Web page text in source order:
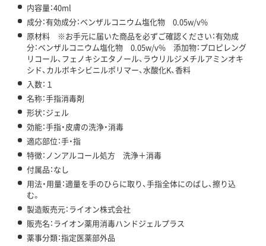
内容量：40ml
成分：有効成分：ベンザルコニウム塩化物 0.05w/v%
原材料 ※お手元に届いた商品を必ずご確認ください：有効成
分：ベンザルコニウム塩化物 0.05w/v% 添加物：プロピレング
リコール、フェノキシエタノール、ラウリルジメチルアミンオキ
シド、カルボキシビニルポリマー、水酸化K、香料
入数：１
名称：手指消毒剤
形状：ジェル
効能：手指・皮膚の洗浄・消毒
適応部位：手・指
特徴：ノンアルコール処方 洗浄＋消毒
付属品：なし
用法・用量：適量を手のひらに取り、手指全体にのばし、擦り込
む。
製造販売元：ライオン株式会社
販売名：ライオン薬用消毒ハンドジェルプラス
薬事分類：指定医薬部外品